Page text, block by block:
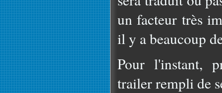
un facteur très
il y a beaucoup
Pour l'instant,
trailer rempli de